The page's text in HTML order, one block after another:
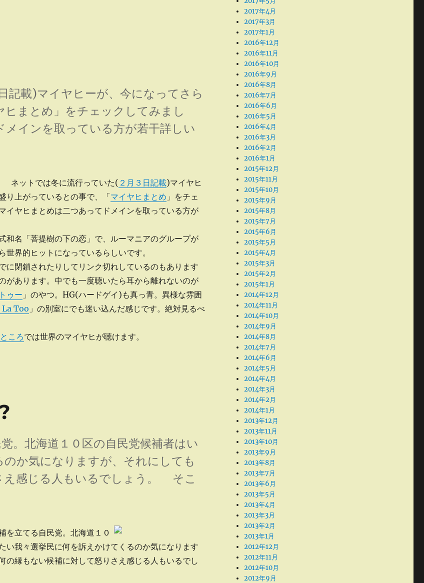
載)マイヤヒーが、今になってさら
まとめ」をチェックしてみまし
インを取っている方が若干詳しい
ネットでは冬に流行っていた( ２月３日記載)マイヤヒ
り上がっているとの事で、「マイヤヒまとめ 」をチェ
イヤヒまとめは二つあってドメインを取っている方が
和名「菩提樹の下の恋」で、ルーマニアのグループが
世界的ヒットになっているらしいです。
に閉鎖されたりしてリンク切れしているのもあります
があります。中でも一度聴いたら耳から離れないのが
ゥー 」のやつ。HG(ハードゲイ)も真っ青。異様な雰囲
La Too 」の別室にでも迷い込んだ感じです。絶対見るべ
ころでは世界のマイヤヒが聴けます。
。北海道１０区の自民党候補者はい
か気になりますが、それにしても
え感じる人もいるでしょう。 そこ
の
を立てる自民党。北海道１０
い我々選挙民に何を訴えかけてくるのか気になります
の縁もない候補に対して怒りさえ感じる人もいるでし
2017年4月
2017年3月
2017年1月
2016年12月
2016年11月
2016年10月
2016年9月
2016年8月
2016年7月
2016年6月
2016年5月
2016年4月
2016年3月
2016年2月
2016年1月
2015年12月
2015年11月
2015年10月
2015年9月
2015年8月
2015年7月
2015年6月
2015年5月
2015年4月
2015年3月
2015年2月
2015年1月
2014年12月
2014年11月
2014年10月
2014年9月
2014年8月
2014年7月
2014年6月
2014年5月
2014年4月
2014年3月
2014年2月
2014年1月
2013年12月
2013年11月
2013年10月
2013年9月
2013年8月
2013年7月
2013年6月
2013年5月
2013年4月
2013年3月
2013年2月
2013年1月
2012年12月
2012年11月
2012年10月
2012年9月